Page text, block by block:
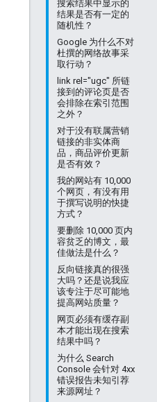
搜索结果中显示的
结果是否有一定的
随机性？
Google 为什么不对
杜撰的网络故事采
取行动？
link rel="ugc" 所链
接到的评论页是否
会排除在索引范围
之外？
对于没有联属营销
链接的非实体商
品，商品评价更新
是否有效？
我的网站有 10,000
个网页，有没有用
于撰写说明的快捷
方式？
要删除 10,000 页内
容贫乏的博文，最
佳做法是什么？
反向链接真的很强
大吗？还是说我应
该专注于尽可能地
提高网站质量？
网页必须有缓存副
本才能出现在搜索
结果中吗？
为什么 Search
Console 会针对 4xx
错误报告未知引荐
来源网址？